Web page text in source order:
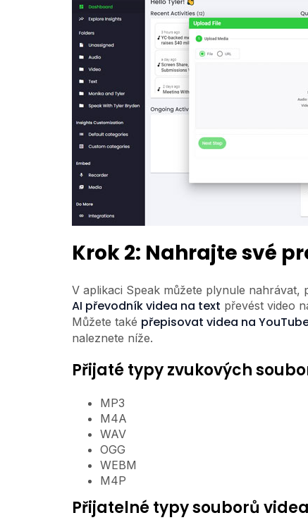
Krok 2: Nahrajte své
V aplikaci Speak můžete plynule
AI převodník videa na text převést video
Můžete také přepisovat videa na
naleznete níže.
Přijaté typy zvukových
MP3
M4A
WAV
OGG
WEBM
M4P
Přijatelné typy souborů videa